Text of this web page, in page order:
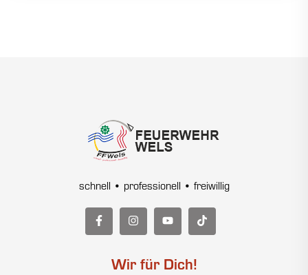
schnell • professionell • freiwillig
Wir für Dich!